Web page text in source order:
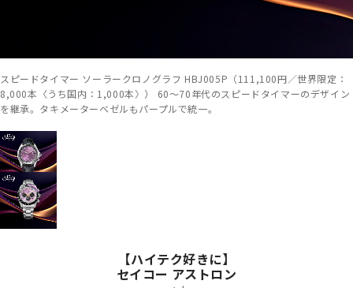
スピードタイマー ソーラークロノグラフ HBJ005P（111,100円／世界限定：
8,000本〈うち国内：1,000本〉） 60～70年代のスピードタイマーのデザイン
を継承。タキメーターベゼルもパープルで統一。
【ハイテク好きに】
セイコー アストロン